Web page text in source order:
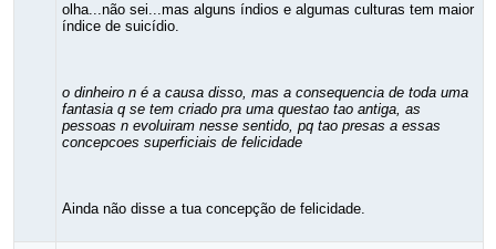
olha...não sei...mas alguns índios e algumas culturas tem maior
índice de suicídio.
o dinheiro n é a causa disso, mas a consequencia de toda uma
fantasia q se tem criado pra uma questao tao antiga, as
pessoas n evoluiram nesse sentido, pq tao presas a essas
concepcoes superficiais de felicidade
Ainda não disse a tua concepção de felicidade.